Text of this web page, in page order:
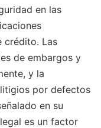
en las
crédito. Las
de embargos y
y la
por defectos
en su
es un factor